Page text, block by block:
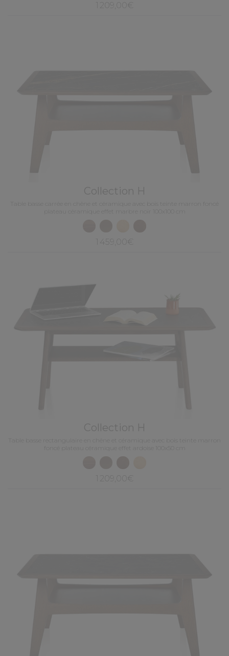
1 209,00€
Collection H
Table basse carrée en chêne et céramique avec bois teinte marron foncé
plateau céramique effet marbre noir 100x100 cm
1 459,00€
Collection H
Table basse rectangulaire en chêne et céramique avec bois teinte marron
foncé plateau céramique effet ardoise 100x50 cm
1 209,00€